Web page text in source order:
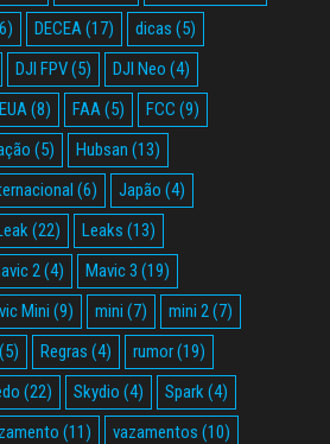
DECEA(17) dicas (5)
DJI FPV(5) DJI Neo (4)
EUA(8) FAA(5) FCC (9)
(5) Hubsan (13)
(6) Japão (4)
(22) Leaks (13)
2(4) Mavic 3 (19)
Mini (9) mini (7) mini 2(7)
(5) Regras (4) rumor(19)
(22) Skydio (4) Spark(4)
(11) vazamentos (10)